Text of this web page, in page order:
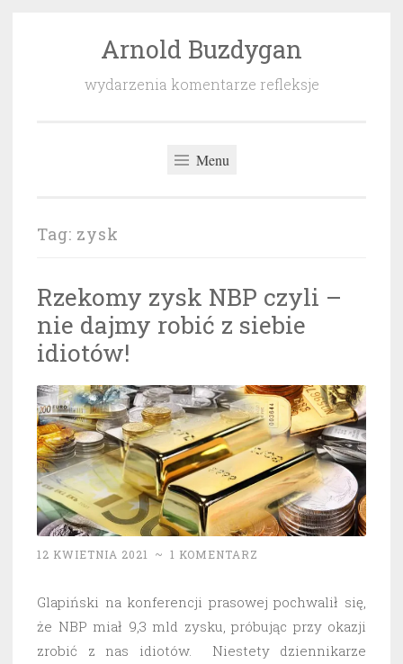
Arnold Buzdygan
wydarzenia komentarze refleksje
Menu
Tag: zysk
Rzekomy zysk NBP czyli –
nie dajmy robić z siebie
idiotów!
12 KWIETNIA 2021 ~ 1 KOMENTARZ
Glapiński na konferencji prasowej pochwalił się,
że NBP miał 9,3 mld zysku, próbując przy okazji
zrobić z nas idiotów. Niestety dziennikarze